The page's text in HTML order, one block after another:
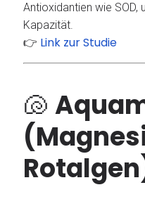
Antioxidantien wie
Kapazität.
👉 Link zur Studie
🐚